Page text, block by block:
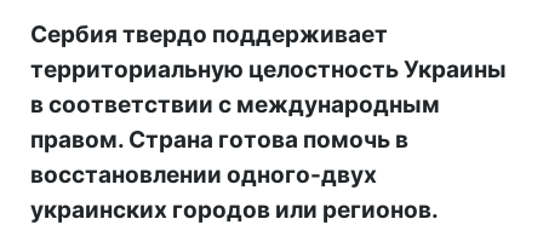
Сербия твердо поддерживает
территориальную целостность Украины
в соответствии с международным
правом. Страна готова помочь в
восстановлении одного-двух
украинских городов или регионов.